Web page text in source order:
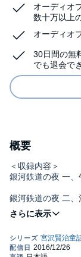
オーディオ
数十万以上
オーディオ
30日間の無
でも退会で
概要
＜収録内容＞
銀河鉄道の夜 一、
銀河鉄道の夜 二、
銀河鉄道の夜 三、
銀河鉄道の夜 四、